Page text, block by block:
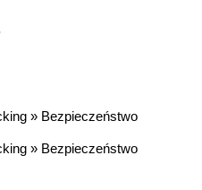
» Bezpieczeństwo
» Bezpieczeństwo